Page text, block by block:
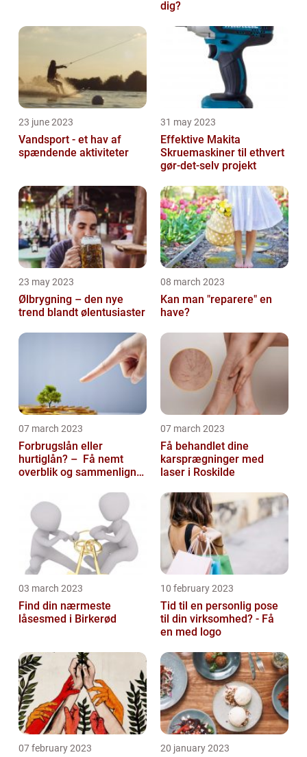
dig?
23 june 2023
Vandsport - et hav af
spændende aktiviteter
31 may 2023
Effektive Makita
Skruemaskiner til ethvert
gør-det-selv projekt
23 may 2023
Ølbrygning – den nye
trend blandt ølentusiaster
08 march 2023
Kan man "reparere" en
have?
07 march 2023
Forbrugslån eller
hurtiglån? – Få nemt
overblik og sammenlign
07 march 2023
Få behandlet dine
karsprægninger med
laser i Roskilde
03 march 2023
Find din nærmeste
låsesmed i Birkerød
10 february 2023
Tid til en personlig pose
til din virksomhed? - Få
en med logo
07 february 2023 20 january 2023